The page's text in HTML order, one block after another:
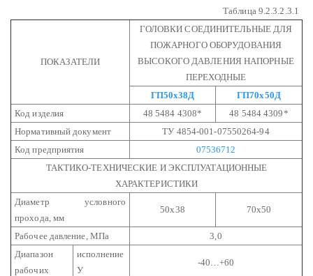
Таблица 9.2.3.2.3.1
ПОКАЗАТЕЛИ
ГОЛОВКИ СОЕДИНИТЕЛЬНЫЕ ДЛЯ
ПОЖАРНОГО ОБОРУДОВАНИЯ
ВЫСОКОГО ДАВЛЕНИЯ НАПОРНЫЕ
ПЕРЕХОДНЫЕ
ГП50х38Д
ГП70х50Д
Код изделия
48 5484 4308*
48 5484 4309*
Нормативный документ
ТУ 4854-001-07550264-94
Код предприятия
07536712
ТАКТИКО-ТЕХНИЧЕСКИЕ И ЭКСПЛУАТАЦИОННЫЕ
ХАРАКТЕРИСТИКИ
Диаметр условного
прохода, мм
50х38 70х50
Рабочее давление, МПа
3,0
Диапазон
рабочих
исполнение
У
-40…+60